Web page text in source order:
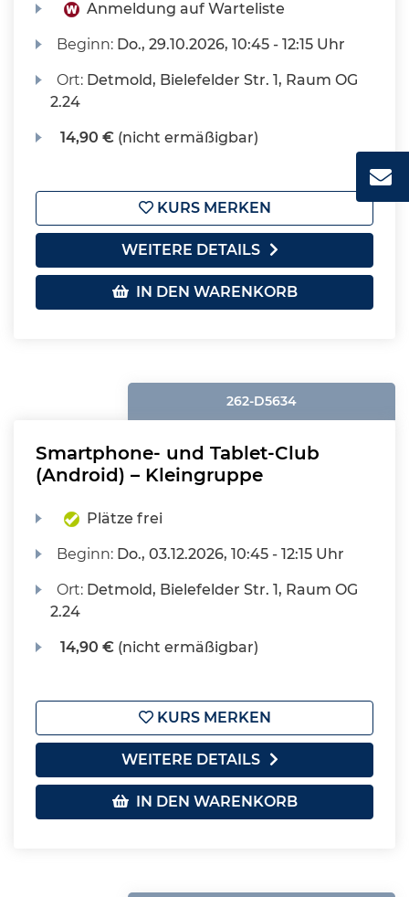
Anmeldung auf Warteliste
Beginn: Do., 29.10.2026, 10:45 - 12:15 Uhr
Ort: Detmold, Bielefelder Str. 1, Raum OG
2.24
14,90 € (nicht ermäßigbar)
KURS MERKEN
WEITERE DETAILS
IN DEN WARENKORB
262-D5634
Smartphone- und Tablet-Club
(Android) – Kleingruppe
Plätze frei
Beginn: Do., 03.12.2026, 10:45 - 12:15 Uhr
Ort: Detmold, Bielefelder Str. 1, Raum OG
2.24
14,90 € (nicht ermäßigbar)
KURS MERKEN
WEITERE DETAILS
IN DEN WARENKORB